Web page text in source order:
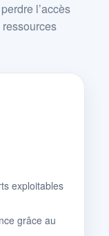
l’accès
exploitables
grâce au